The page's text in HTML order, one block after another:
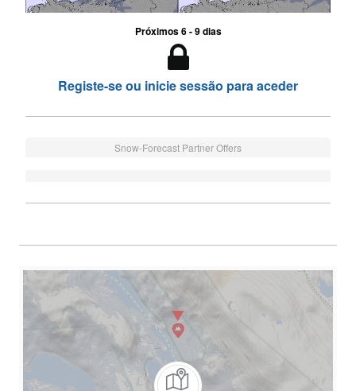
Próximos 6 - 9 dias
Registe-se ou inicie sessão para aceder
Snow-Forecast Partner Offers